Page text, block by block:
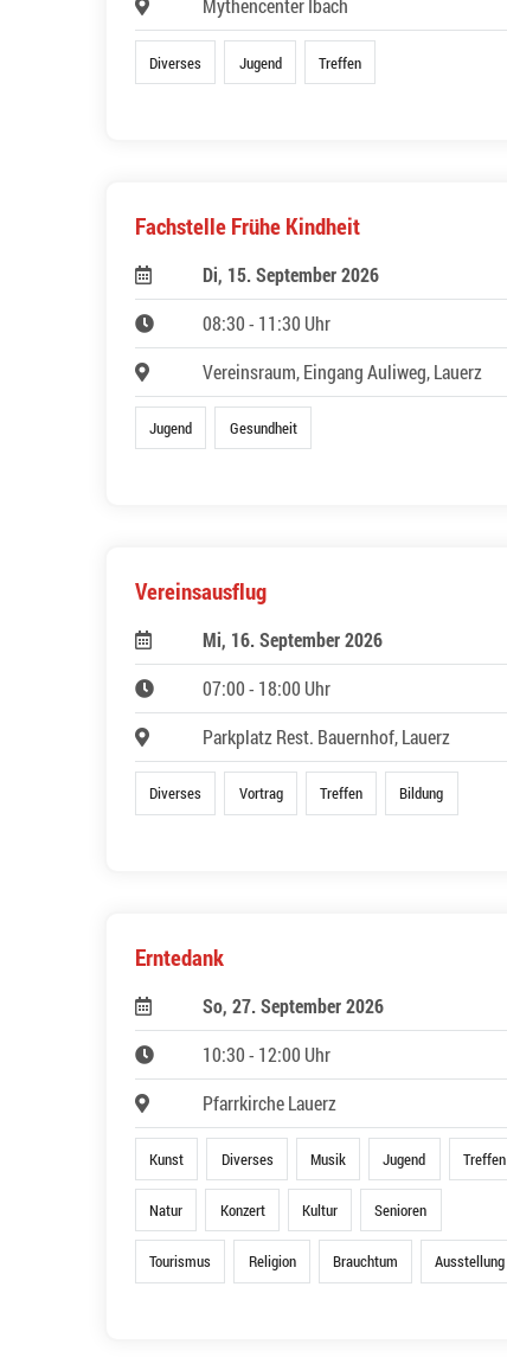
Mythencenter Ibach
Diverses Jugend Treffen
Fachstelle Frühe Kindheit
Di, 15. September 2026
08:30 - 11:30 Uhr
Vereinsraum, Eingang Auliweg, Lauerz
Jugend Gesundheit
Vereinsausflug
Mi, 16. September 2026
07:00 - 18:00 Uhr
Parkplatz Rest. Bauernhof, Lauerz
Diverses Vortrag Treffen Bildung
Erntedank
So, 27. September 2026
10:30 - 12:00 Uhr
Pfarrkirche Lauerz
Kunst Diverses Musik Jugend Treffen
Natur Konzert Kultur Senioren
Tourismus Religion Brauchtum Ausstellung